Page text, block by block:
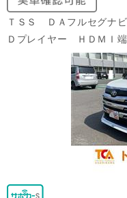
ＴＳＳ ＤＡフルセグナ
Ｄプレイヤー ＨＤＭＩ